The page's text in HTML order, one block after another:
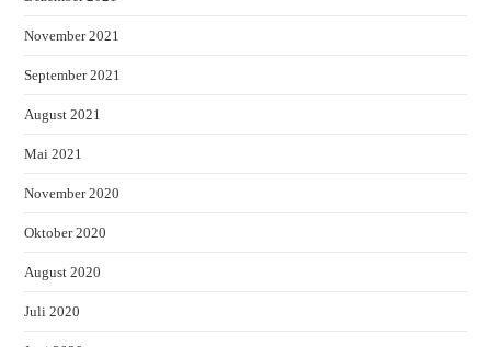
November 2021
September 2021
August 2021
Mai 2021
November 2020
Oktober 2020
August 2020
Juli 2020